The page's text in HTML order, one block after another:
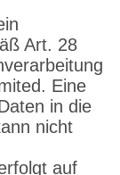
Art. 28
Eine
in die
nicht
auf